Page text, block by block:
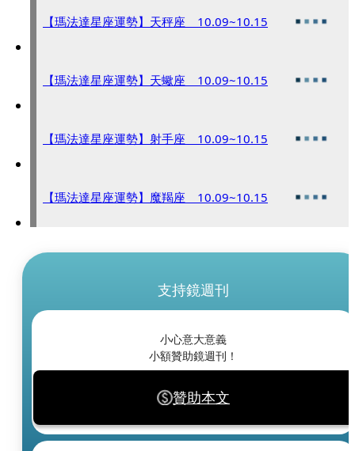
【瑪法達星座運勢】天秤座 10.09~10.15
【瑪法達星座運勢】天蠍座 10.09~10.15
【瑪法達星座運勢】射手座 10.09~10.15
【瑪法達星座運勢】魔羯座 10.09~10.15
支持鏡週刊
小心意大意義
小額贊助鏡週刊！
贊助本文